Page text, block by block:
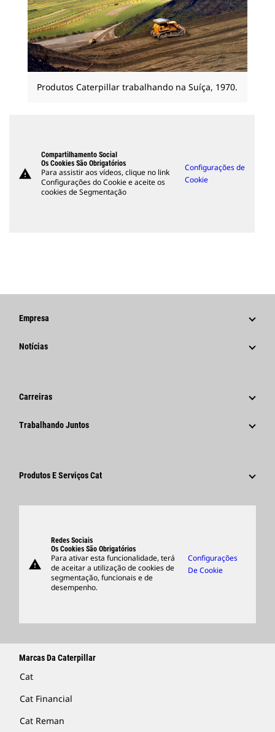
Produtos Caterpillar trabalhando na Suíça, 1970.
warning
Compartilhamento Social
Os Cookies São Obrigatórios
Para assistir aos vídeos, clique no link
Configurações do Cookie e aceite os
cookies de Segmentação
Configurações de
Cookie
Empresa
Estratégia
Código De Conduta
Inovação
Notícias
Comunicados À Imprensa Corporativos
Carreiras
Por Que A Caterpillar?
Trabalhando Juntos
Fornecedores
Produtos E Serviços Cat
Suporte
Merchandise
Encontrar Um Revendedor
warning
Redes Sociais
Os Cookies São Obrigatórios
Para ativar esta funcionalidade, terá
de aceitar a utilização de cookies de
segmentação, funcionais e de
desempenho.
Configurações
De Cookie
Marcas Da Caterpillar
Cat
Cat Financial
Cat Reman